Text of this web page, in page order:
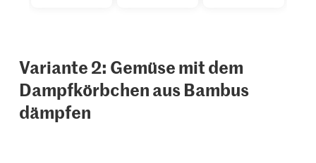
Variante 2: Gemüse mit dem
Dampfkörbchen aus Bambus
dämpfen